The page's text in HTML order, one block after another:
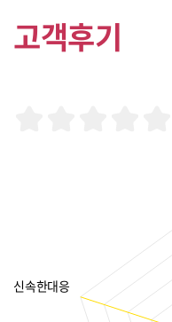
고객후기